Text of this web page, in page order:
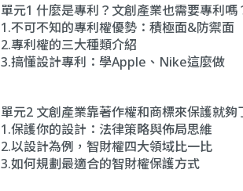
單元1 什麼是專利？文創產業也需要專利嗎
1.不可不知的專利權優勢：積極面&防禦面
2.專利權的三大種類介紹
3.搞懂設計專利：學Apple、Nike這麼做
單元2 文創產業靠著作權和商標來保護就夠
1.保護你的設計：法律策略與佈局思維
2.以設計為例，智財權四大領域比一比
3.如何規劃最適合的智財權保護方式